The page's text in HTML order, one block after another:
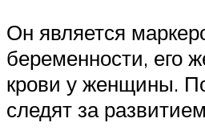
Он является
беременности, его
крови у женщины.
следят за